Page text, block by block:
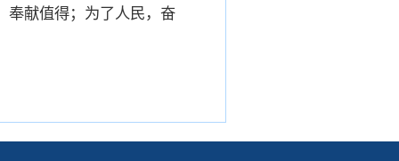
奉献值得；为了人民，奋